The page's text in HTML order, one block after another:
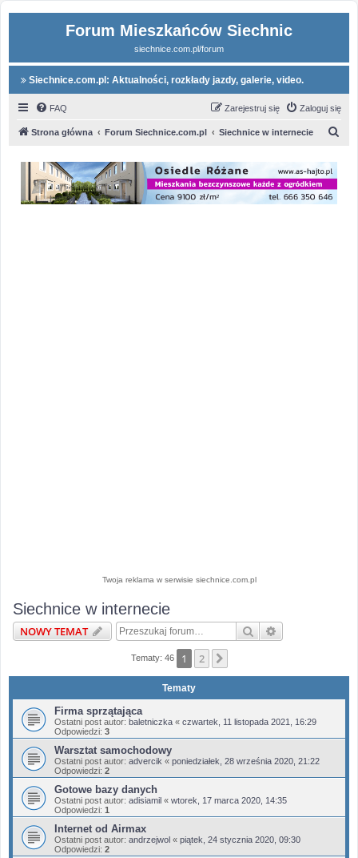
Forum Mieszkańców Siechnic
siechnice.com.pl/forum
Siechnice.com.pl: Aktualności, rozkłady jazdy, galerie, video.
FAQ Zaloguj się
Zarejestruj się
Strona główna Forum Siechnice.com.pl Siechnice w internecie
Twoja reklama w serwisie siechnice.com.pl
Siechnice w internecie
NOWY TEMAT Szukaj
Tematy: 46 1 2
Tematy
Firma sprzątająca
Ostatni post autor: baletniczka « czwartek, 11 listopada 2021, 16:29
Odpowiedzi: 3
Warsztat samochodowy
Ostatni post autor: advercik « poniedziałek, 28 września 2020, 21:22
Odpowiedzi: 2
Gotowe bazy danych
Ostatni post autor: adisiamil « wtorek, 17 marca 2020, 14:35
Odpowiedzi: 1
Internet od Airmax
Ostatni post autor: andrzejwol « piątek, 24 stycznia 2020, 09:30
Odpowiedzi: 2